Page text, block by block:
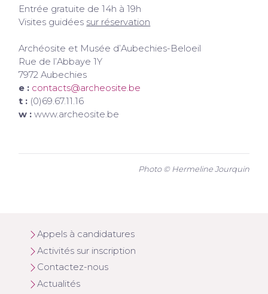
Entrée gratuite de 14h à 19h
Visites guidées sur réservation
Archéosite et Musée d’Aubechies-Beloeil
Rue de l’Abbaye 1Y
7972 Aubechies
e : contacts@archeosite.be
t : (0)69.67.11.16
w : www.archeosite.be
Photo © Hermeline Jourquin
Appels à candidatures
Activités sur inscription
Contactez-nous
Actualités